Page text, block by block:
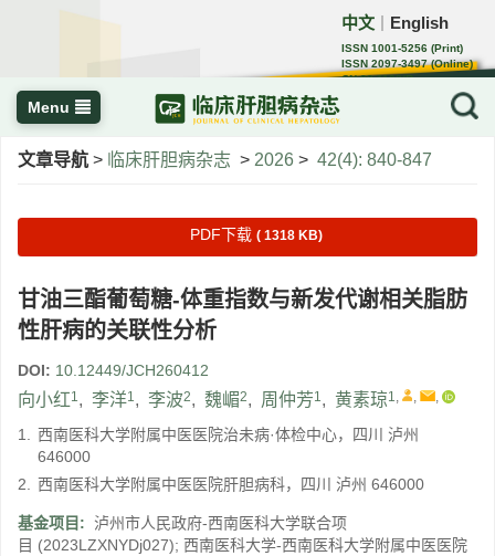
中文 English
ISSN 1001-5256 (Print)
ISSN 2097-3497 (Online)
CN 22-1108/R
Menu
文章导航 > 临床肝胆病杂志 > 2026 > 42(4): 840-847
PDF下载 ( 1318 KB)
甘油三酯葡萄糖-体重指数与新发代谢相关脂肪
性肝病的关联性分析
DOI: 10.12449/JCH260412
向小红1, 李洋1, 李波2, 魏嵋2, 周仲芳1, 黄素琼1, , ,
1. 西南医科大学附属中医医院治未病·体检中心，四川 泸州
646000
2. 西南医科大学附属中医医院肝胆病科，四川 泸州 646000
基金项目:
泸州市人民政府-西南医科大学联合项
目 (2023LZXNYDj027); 西南医科大学-西南医科大学附属中医医院